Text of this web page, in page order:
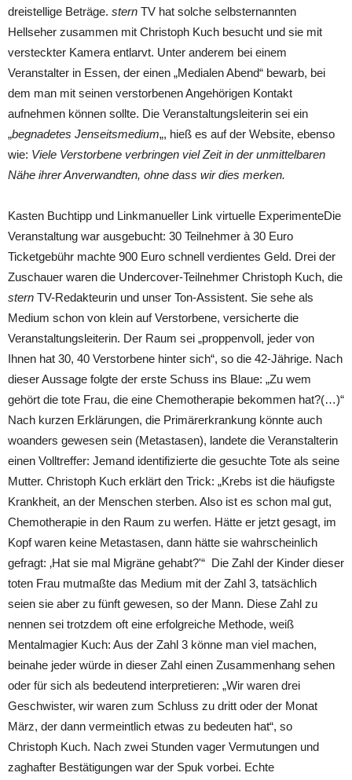
dreistellige Beträge. stern TV hat solche selbsternannten
Hellseher zusammen mit Christoph Kuch besucht und sie mit
versteckter Kamera entlarvt. Unter anderem bei einem
Veranstalter in Essen, der einen „Medialen Abend“ bewarb, bei
dem man mit seinen verstorbenen Angehörigen Kontakt
aufnehmen können sollte. Die Veranstaltungsleiterin sei ein
„begnadetes Jenseitsmedium„, hieß es auf der Website, ebenso
wie: Viele Verstorbene verbringen viel Zeit in der unmittelbaren
Nähe ihrer Anverwandten, ohne dass wir dies merken.
Kasten Buchtipp und Linkmanueller Link virtuelle ExperimenteDie
Veranstaltung war ausgebucht: 30 Teilnehmer à 30 Euro
Ticketgebühr machte 900 Euro schnell verdientes Geld. Drei der
Zuschauer waren die Undercover-Teilnehmer Christoph Kuch, die
stern TV-Redakteurin und unser Ton-Assistent. Sie sehe als
Medium schon von klein auf Verstorbene, versicherte die
Veranstaltungsleiterin. Der Raum sei „proppenvoll, jeder von
Ihnen hat 30, 40 Verstorbene hinter sich“, so die 42-Jährige. Nach
dieser Aussage folgte der erste Schuss ins Blaue: „Zu wem
gehört die tote Frau, die eine Chemotherapie bekommen hat?(…)“
Nach kurzen Erklärungen, die Primärerkrankung könnte auch
woanders gewesen sein (Metastasen), landete die Veranstalterin
einen Volltreffer: Jemand identifizierte die gesuchte Tote als seine
Mutter. Christoph Kuch erklärt den Trick: „Krebs ist die häufigste
Krankheit, an der Menschen sterben. Also ist es schon mal gut,
Chemotherapie in den Raum zu werfen. Hätte er jetzt gesagt, im
Kopf waren keine Metastasen, dann hätte sie wahrscheinlich
gefragt: ‚Hat sie mal Migräne gehabt?'“ Die Zahl der Kinder dieser
toten Frau mutmaßte das Medium mit der Zahl 3, tatsächlich
seien sie aber zu fünft gewesen, so der Mann. Diese Zahl zu
nennen sei trotzdem oft eine erfolgreiche Methode, weiß
Mentalmagier Kuch: Aus der Zahl 3 könne man viel machen,
beinahe jeder würde in dieser Zahl einen Zusammenhang sehen
oder für sich als bedeutend interpretieren: „Wir waren drei
Geschwister, wir waren zum Schluss zu dritt oder der Monat
März, der dann vermeintlich etwas zu bedeuten hat“, so
Christoph Kuch. Nach zwei Stunden vager Vermutungen und
zaghafter Bestätigungen war der Spuk vorbei. Echte